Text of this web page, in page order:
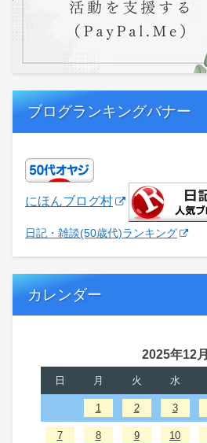
ブログランキングバナー
にほんブログ村
日記・雑談(50歳代)ランキング
カレンダー
2025年12月
日 月 火 水
1 2 3
7 8 9 10